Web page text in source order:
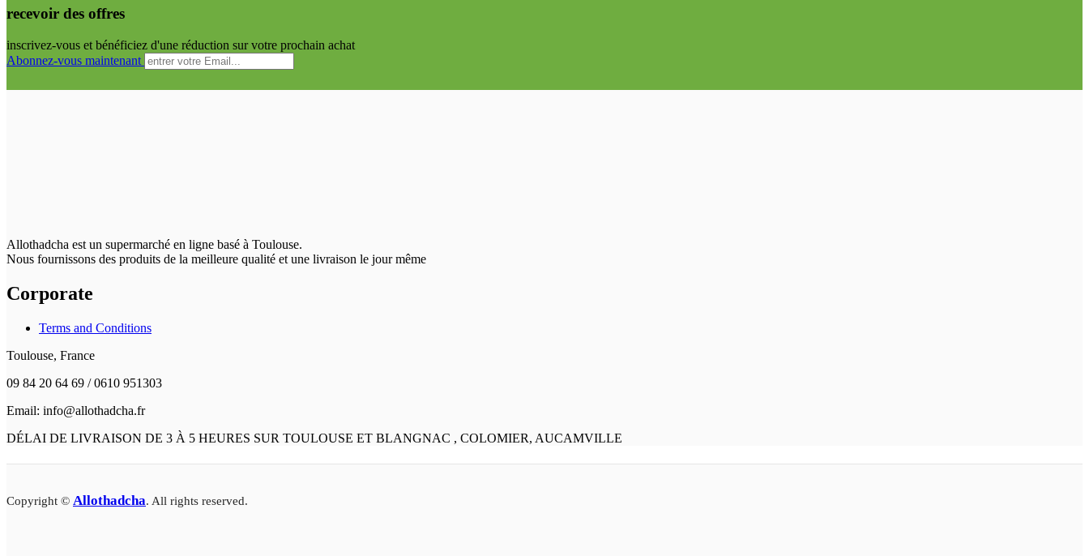
recevoir des offres
inscrivez-vous et bénéficiez d'une réduction sur votre prochain achat
Abonnez-vous maintenant
Allothadcha est un supermarché en ligne basé à Toulouse.
Nous fournissons des produits de la meilleure qualité et une livraison le jour même
Corporate
Terms and Conditions
Toulouse, France
09 84 20 64 69 / 0610 951303
Email: info@allothadcha.fr
DÉLAI DE LIVRAISON DE 3 À 5 HEURES SUR TOULOUSE ET BLANGNAC , COLOMIER, AUCAMVILLE
Copyright © Allothadcha. All rights reserved.